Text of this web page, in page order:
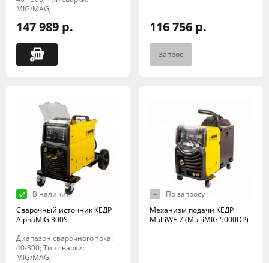
MIG/MAG;
147 989 р. 116 756 р.
Запрос
В наличии
Сварочный источник КЕДР
AlphaMIG 300S
Диапазон сварочного тока:
40-300; Тип сварки:
MIG/MAG;
По запросу
Механизм подачи КЕДР
MultiWF-7 (MultiMIG 5000DP)